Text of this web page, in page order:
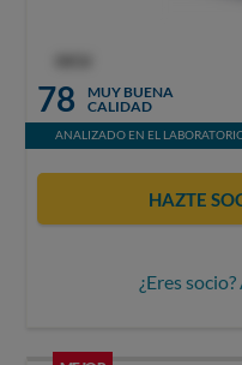
78
MUY BUENA
CALIDAD
ANALIZADO EN EL
HAZTE
¿Eres